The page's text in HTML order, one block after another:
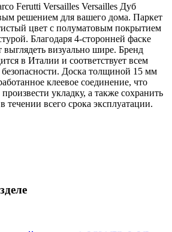
Ferutti Versailles Versailles Дуб
решением для вашего дома. Паркет
цвет с полуматовым покрытием
Благодаря 4-сторонней фаске
визуально шире. Бренд
в Италии и соответствует всем
безопасности. Доска толщиной 15 мм
клеевое соединение, что
укладку, а также сохранить
течении всего срока эксплуатации.